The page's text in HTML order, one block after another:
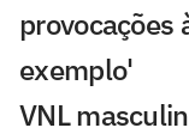
provocações
exemplo'
VNL